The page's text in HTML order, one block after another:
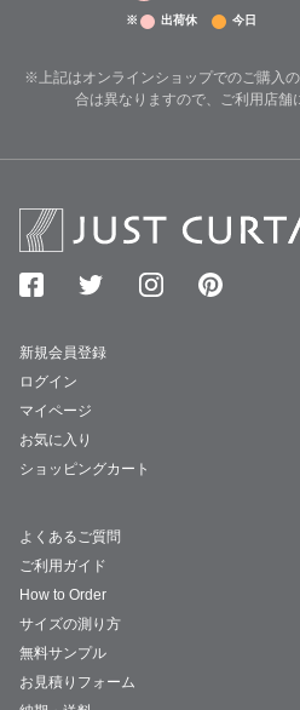
※ 出荷休 今日
※上記はオンラインショップでのご購入
合は異なりますので、ご利用店舗
新規会員登録
ログイン
マイページ
お気に入り
ショッピングカート
よくあるご質問
ご利用ガイド
How to Order
サイズの測り方
無料サンプル
お見積りフォーム